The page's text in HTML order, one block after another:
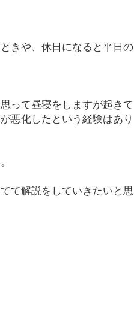
きや、休日になると平日の
って昼寝をしますが起きて
悪化したという経験はあり
て解説をしていきたいと思